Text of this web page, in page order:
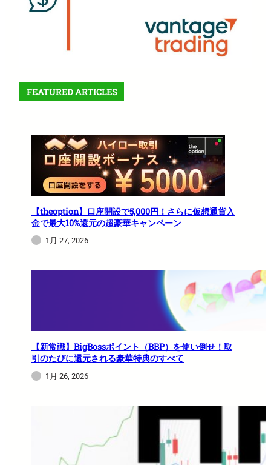
FEATURED ARTICLES
【theoption】口座開設で5,000円！さらに仮想通貨入
金で最大10%還元の超豪華キャンペーン
1月 27, 2026
【新常識】BigBossポイント（BBP）を使い倒せ！取
引のたびに還元される豪華特典のすべて
1月 26, 2026